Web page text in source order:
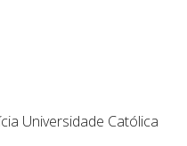
Universidade Católica